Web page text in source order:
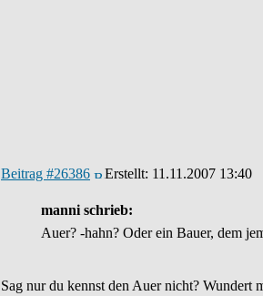
Beitrag #26386 Erstellt: 11.11.2007 13:40
manni schrieb:
Auer? -hahn? Oder ein Bauer, dem
Sag nur du kennst den Auer nicht? Wundert